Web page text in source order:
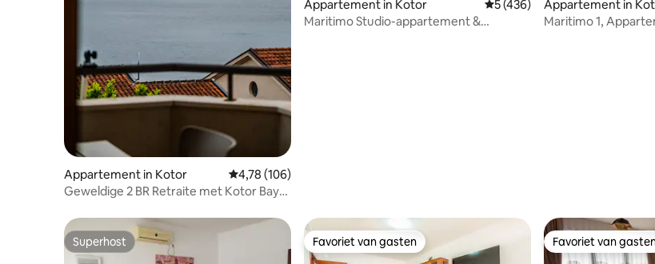
Appartement in Kotor Gemiddelde beoordeling van 4,78 uit 5, 106 recensies
4,78 (106)
Geweldige 2 BR Retraite met Kotor Bay
Appartement in Kotor Gemiddelde beoordeling van
5 (436)
Maritimo Studio-appartement &
Appartement in
Maritimo 1,
Superhost
Superhost Favoriet van gasten
Favoriet van gasten Favoriet van
Favoriet van